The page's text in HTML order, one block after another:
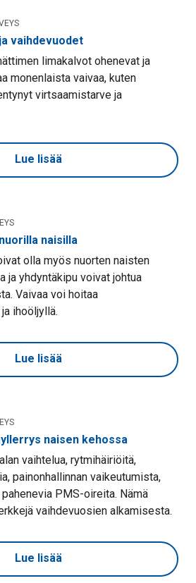
vaihdevuodet
limakalvot ohenevat ja
monenlaista vaivaa, kuten
virtsaamistarve ja
Lue lisää
naisilla
olla myös nuorten naisten
ja yhdyntäkipu voivat johtua
Vaivaa voi hoitaa
ihoöljyllä.
Lue lisää
naisen kehossa
vaihtelua, rytmihäiriöitä,
painonhallinnan vaikeutumista,
PMS-oireita. Nämä
vaihdevuosien alkamisesta.
Lue lisää